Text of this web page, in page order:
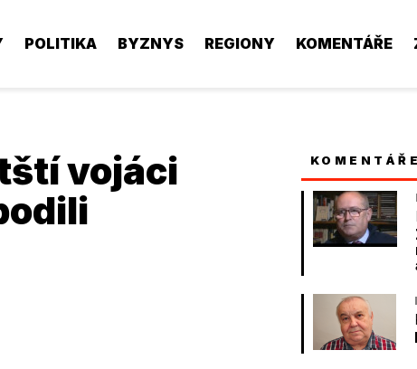
POLITIKA BYZNYS REGIONY KOMENTÁŘE
vojáci
KOMENTÁŘE